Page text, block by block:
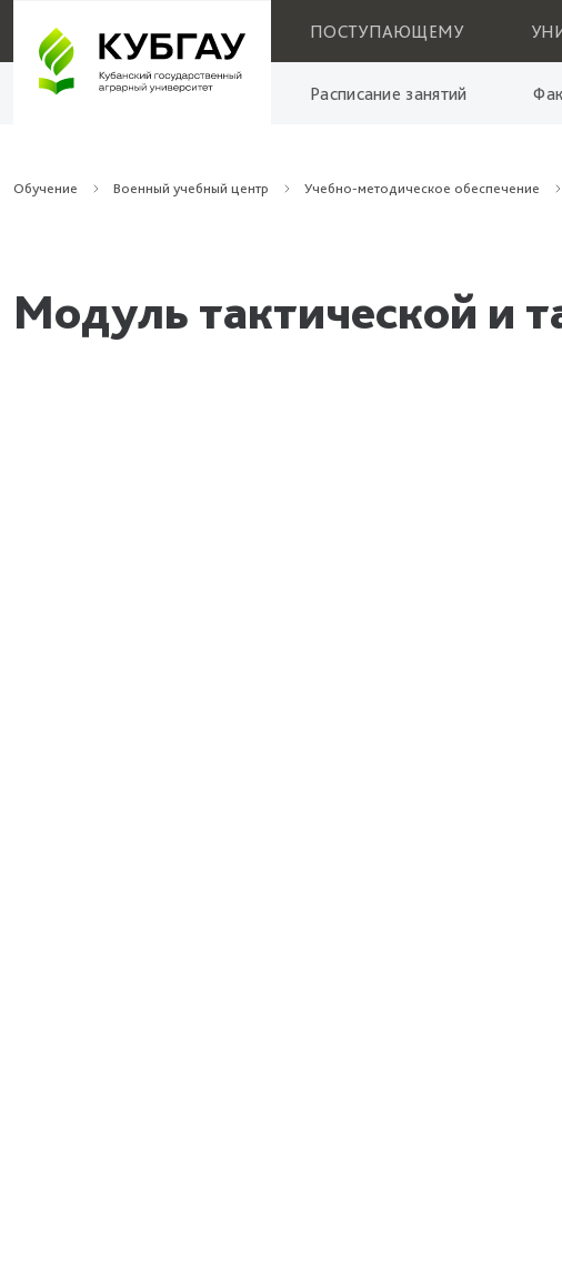
ПОСТУПАЮЩЕМУ
Расписание занятий
Обучение Военный учебный центр Учебно-методическое обеспечение
Модуль тактической и